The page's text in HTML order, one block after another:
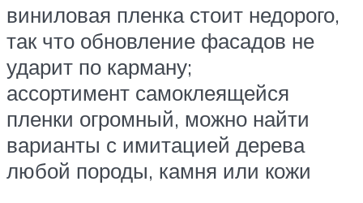
виниловая пленка стоит недорого,
так что обновление фасадов не
ударит по карману;
ассортимент самоклеящейся
пленки огромный, можно найти
варианты с имитацией дерева
любой породы, камня или кожи